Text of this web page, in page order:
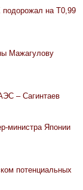
подорожал на Т0,99
Мажагулову
– Сагинтаев
министра Японии
потенциальных